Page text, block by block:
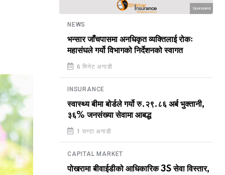
Sponsored
NEWS
भन्सार जाँचपासमा अनधिकृत व्यक्तिलाई रोकः
महासंघले गर्यो विभागको निर्देशनको स्वागत
6 मिनेट अगाडी
INSURANCE
स्वास्थ्य बीमा बोर्डले गर्यो रु.२९.८६ अर्ब भुक्तानी,
३६% जनसंख्या सेवामा आबद्ध
1 घण्टा अगाडी
CAPITAL MARKET
पोखरामा बीवाईडीको आधिकारिक 3S सेवा विस्तार,